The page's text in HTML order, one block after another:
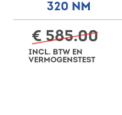
320 NM
€ 585.00
INCL. BTW EN
VERMOGENSTEST